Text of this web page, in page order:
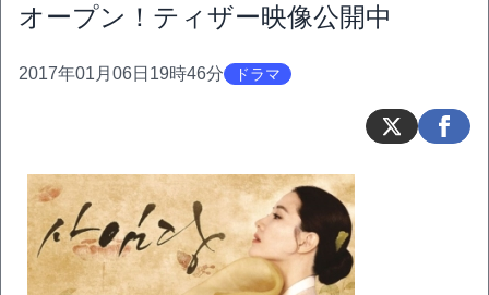
オープン！ティザー映像公開中
2017年01月06日19時46分 ドラマ